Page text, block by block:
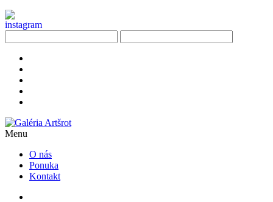
Menu
O nás
Ponuka
Kontakt